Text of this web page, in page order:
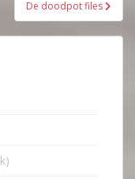
De doodpot files